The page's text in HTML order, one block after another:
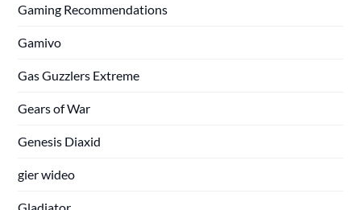
Gaming Recommendations
Gamivo
Gas Guzzlers Extreme
Gears of War
Genesis Diaxid
gier wideo